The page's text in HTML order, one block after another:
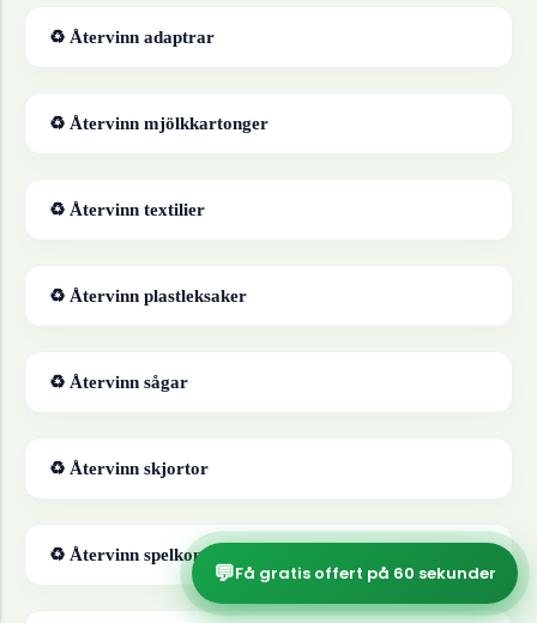
♻ Återvinn adaptrar
♻ Återvinn mjölkkartonger
♻ Återvinn textilier
♻ Återvinn plastleksaker
♻ Återvinn sågar
♻ Återvinn skjortor
♻ Återvinn spelkonsoler
💬Få gratis offert på 60 sekunder